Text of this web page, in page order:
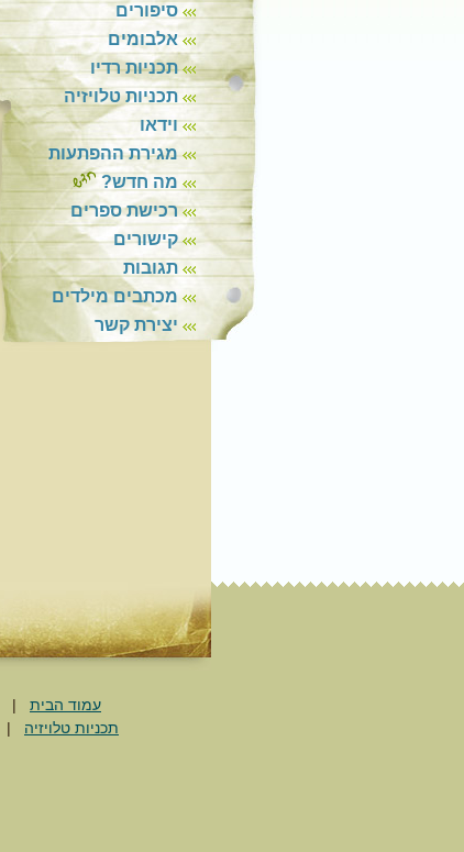
סיפורים
אלבומים
תכניות רדיו
תכניות טלויזיה
וידאו
מגירת ההפתעות
מה חדש?
רכישת ספרים
קישורים
תגובות
מכתבים מילדים
יצירת קשר
עמוד הבית |
תכניות טלויזיה |